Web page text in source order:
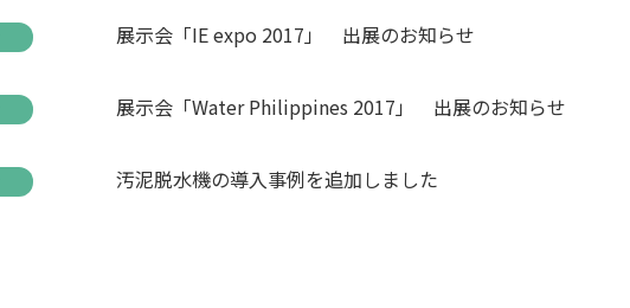
展示会「IE expo 2017」 出展のお知らせ
展示会「Water Philippines 2017」 出展のお知らせ
汚泥脱水機の導入事例を追加しました